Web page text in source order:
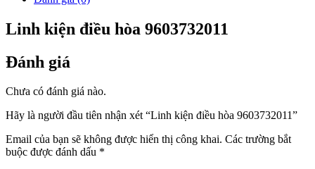
Linh kiện điều hòa 9603732011
Đánh giá
Chưa có đánh giá nào.
Hãy là người đầu tiên nhận xét “Linh kiện điều hòa 9603732011”
Email của bạn sẽ không được hiển thị công khai. Các trường bắt
buộc được đánh dấu *